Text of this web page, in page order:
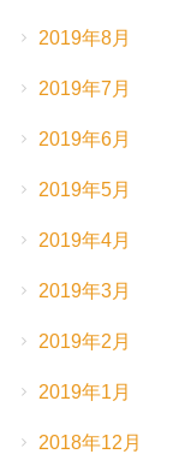
2019年8月
2019年7月
2019年6月
2019年5月
2019年4月
2019年3月
2019年2月
2019年1月
2018年12月